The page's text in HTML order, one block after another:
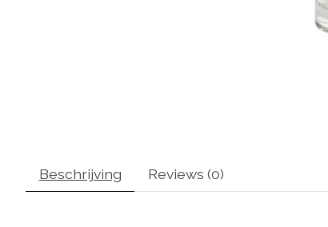
Beschrijving Reviews (0)